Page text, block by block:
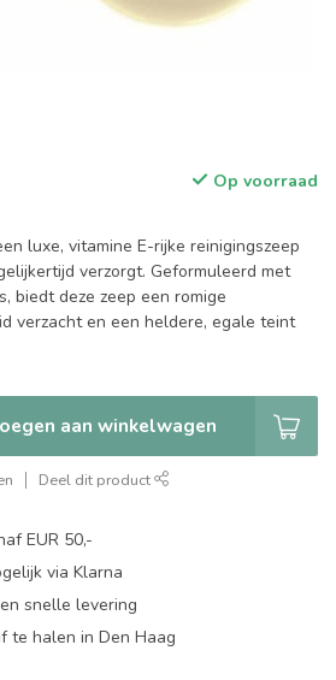
Op voorraad
luxe, vitamine E-rijke reinigingszeep
verzorgt. Geformuleerd met
biedt deze zeep een romige
verzacht en een heldere, egale teint
aan winkelwagen
Deel dit product
EUR 50,-
via Klarna
snelle levering
te halen in Den Haag